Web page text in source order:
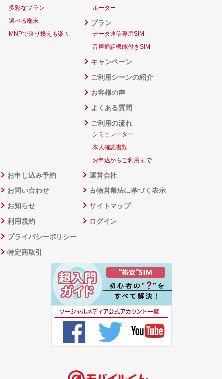
多彩なプラン
選べる端末
MNPで乗り換えも楽々
ルーター
プラン
データ通信専用SIM
音声通話機能付きSIM
キャンペーン
ご利用シーンの紹介
お客様の声
よくある質問
ご利用の流れ
シミュレーター
本人確認書類
お申込からご利用まで
お申し込み予約
お問い合わせ
お知らせ
利用規約
プライバシーポリシー
特定商取引
運営会社
古物営業法に基づく表示
サイトマップ
ログイン